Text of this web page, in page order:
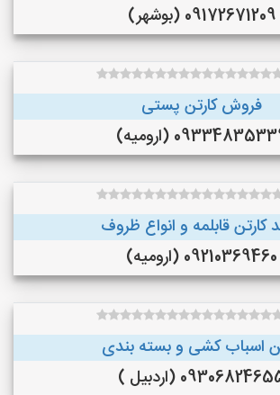
09172671209 (بوشهر)
فروش کارتن پستی
(ارومیه)
کارتن قابلمه و انواع ظروف
09210369460 (ارومیه)
اسباب کشی و بسته بندی
(اردبیل )